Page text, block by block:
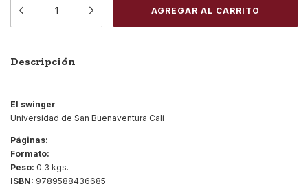
Descripción
El swinger
Universidad de San Buenaventura Cali
Páginas:
Formato:
Peso: 0.3 kgs.
ISBN: 9789588436685